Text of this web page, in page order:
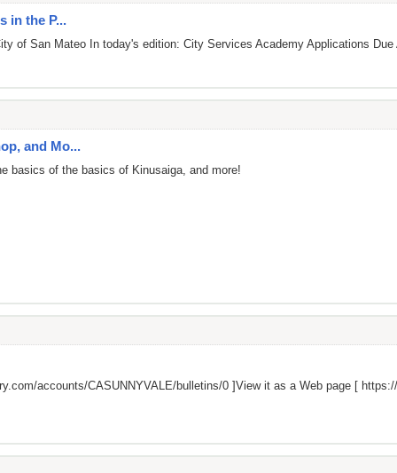
in the P...
of San Mateo In today's edition: City Services Academy Applications
and Mo...
basics of the basics of Kinusaiga, and more!
accounts/CASUNNYVALE/bulletins/0 ]View it as a Web page [